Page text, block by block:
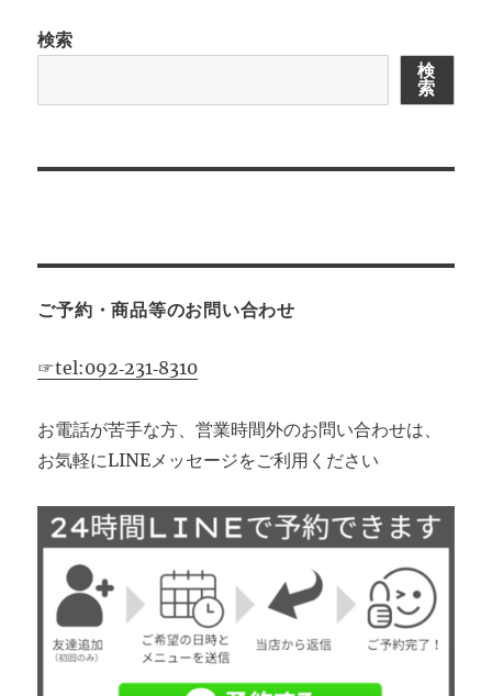
ン
検索
検
索
ご予約・商品等のお問い合わせ
☞tel:092‐231‐8310
お電話が苦手な方、営業時間外のお問い合わせは、
お気軽にLINEメッセージをご利用ください